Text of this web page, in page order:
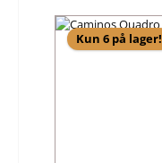
Kun 6 på lager!